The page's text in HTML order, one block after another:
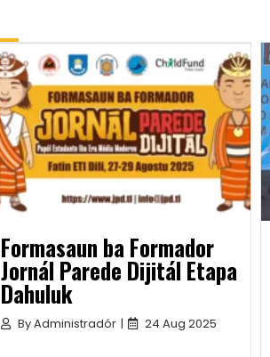
Formasaun ba Formador
Jornál Parede Dijitál Etapa
Dahuluk
ByAdministradór | 24 Aug 2025